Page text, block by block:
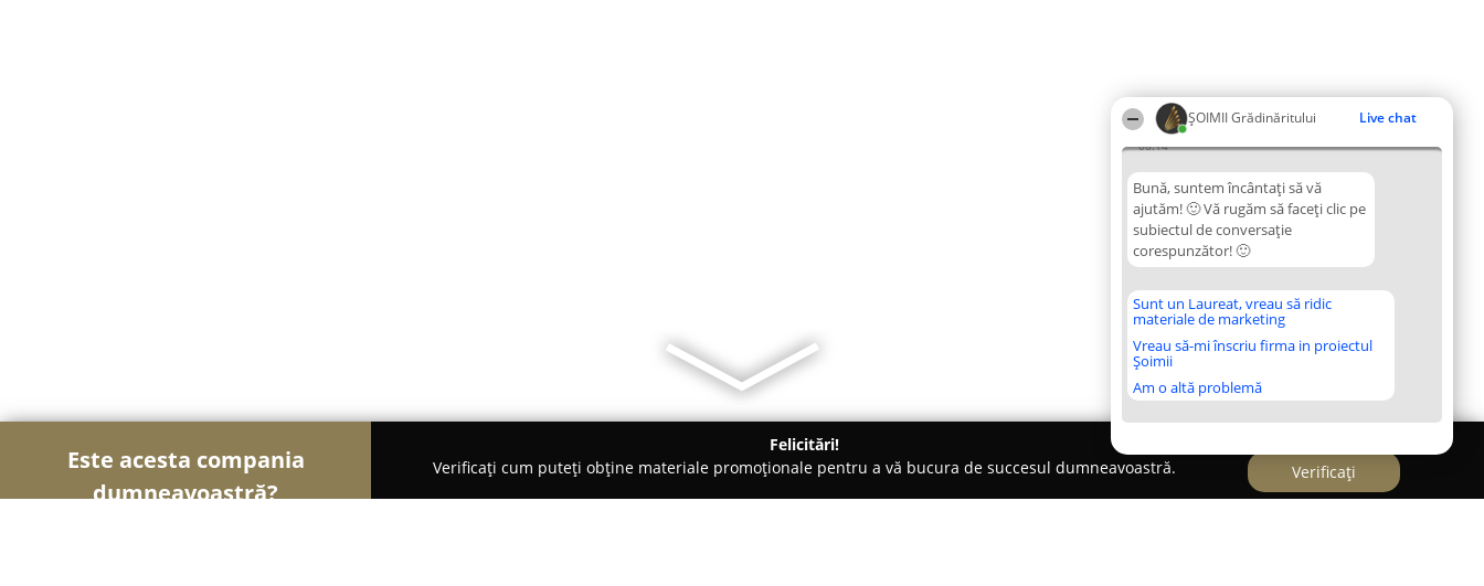
ȘOIMII Grădinăritului Live chat
06:14
Bună, suntem încântați să vă
ajutăm! 🙂 Vă rugăm să faceți clic pe
subiectul de conversație
corespunzător! 🙂
Sunt un Laureat, vreau să ridic
materiale de marketing
Vreau să-mi înscriu firma in proiectul
Șoimii
Am o altă problemă
Este acesta compania
dumneavoastră?
Felicitări!
Verificați cum puteți obține materiale promoționale pentru a vă bucura de succesul dumneavoastră.
Verificați